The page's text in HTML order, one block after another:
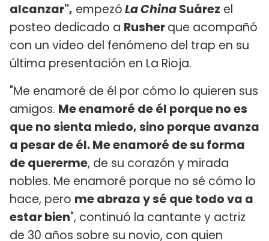
alcanzar", empezóLa ChinaSuárez el
posteo dedicado a Rusherque acompañó
con un video del fenómeno del trap en su
última presentación en La Rioja.
"Me enamoré de él por cómo lo quieren sus
amigos. Me enamoré de él porque no es
que no sienta miedo, sino porque avanza
a pesar de él. Me enamoré de su forma
de quererme, de su corazón y mirada
nobles. Me enamoré porque no sé cómo lo
hace, pero me abraza y sé que todo va a
estar bien", continuó la cantante y actriz
de 30 años sobre su novio, con quien